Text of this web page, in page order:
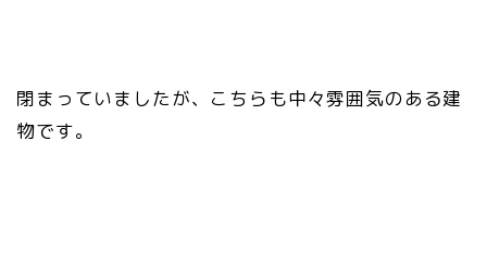
閉まっていましたが、こちらも中々雰囲気のある建
物です。